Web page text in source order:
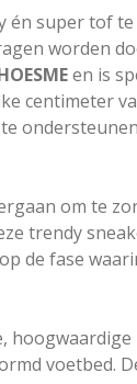
én super tof
worden
en is
centimeter
om te
trendy
de fase
voetbed.